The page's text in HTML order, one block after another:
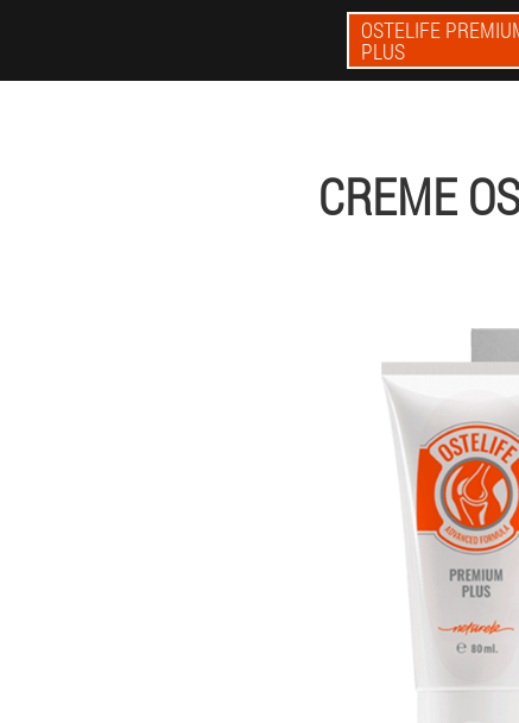
OSTELIFE
PLUS
CREME